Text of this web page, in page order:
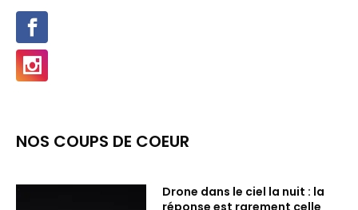
NOS COUPS DE COEUR
Drone dans le ciel la nuit : la